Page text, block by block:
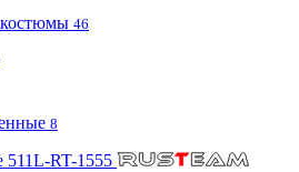
46
8
511L-RT-1555